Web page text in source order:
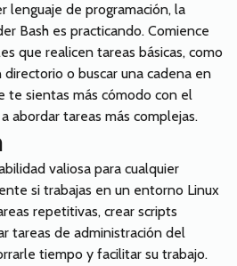
lenguaje de programación, la
Bash es practicando. Comience
que realicen tareas básicas, como
directorio o buscar una cadena en
te sientas más cómodo con el
abordar tareas más complejas.
valiosa para cualquier
si trabajas en un entorno Linux
repetitivas, crear scripts
tareas de administración del
tiempo y facilitar su trabajo.